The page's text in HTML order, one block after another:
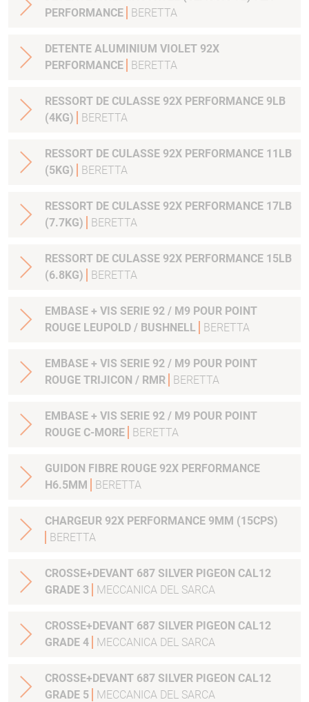
PERFORMANCE
BERETTA
DETENTE ALUMINIUM VIOLET 92X
PERFORMANCE
BERETTA
RESSORT DE CULASSE 92X PERFORMANCE 9LB
(4KG)
BERETTA
RESSORT DE CULASSE 92X PERFORMANCE 11LB
(5KG)
BERETTA
RESSORT DE CULASSE 92X PERFORMANCE 17LB
(7.7KG)
BERETTA
RESSORT DE CULASSE 92X PERFORMANCE 15LB
(6.8KG)
BERETTA
EMBASE + VIS SERIE 92 / M9 POUR POINT
ROUGE LEUPOLD / BUSHNELL
BERETTA
EMBASE + VIS SERIE 92 / M9 POUR POINT
ROUGE TRIJICON / RMR
BERETTA
EMBASE + VIS SERIE 92 / M9 POUR POINT
ROUGE C-MORE
BERETTA
GUIDON FIBRE ROUGE 92X PERFORMANCE
H6.5MM
BERETTA
CHARGEUR 92X PERFORMANCE 9MM (15CPS)
BERETTA
CROSSE+DEVANT 687 SILVER PIGEON CAL12
GRADE 3
MECCANICA DEL SARCA
CROSSE+DEVANT 687 SILVER PIGEON CAL12
GRADE 4
MECCANICA DEL SARCA
CROSSE+DEVANT 687 SILVER PIGEON CAL12
GRADE 5
MECCANICA DEL SARCA